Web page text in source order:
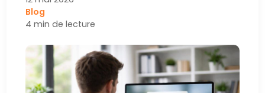
Blog
4 min de lecture